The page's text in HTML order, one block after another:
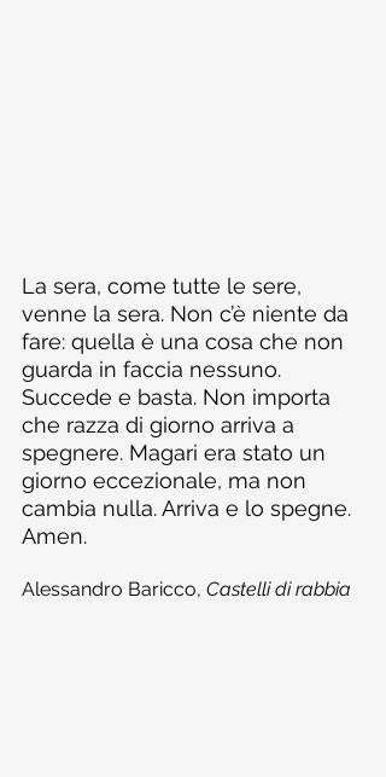
La sera, come tutte le sere,
venne la sera. Non c’è niente da
fare: quella è una cosa che non
guarda in faccia nessuno.
Succede e basta. Non importa
che razza di giorno arriva a
spegnere. Magari era stato un
giorno eccezionale, ma non
cambia nulla. Arriva e lo spegne.
Amen.
Alessandro Baricco, Castelli di rabbia